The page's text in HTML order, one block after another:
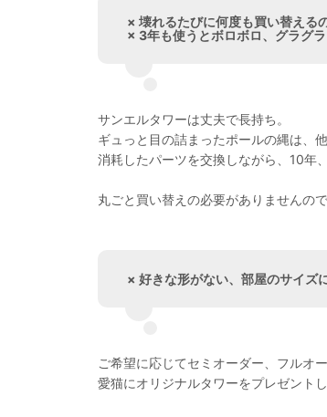
× 壊れるたびに何度も買い替える
× 3年も使うとボロボロ、グラグラ
サンエルタワーは丈夫で長持ち。
ギュっと目の詰まったポールの縄は、
消耗したパーツを交換しながら、10年
丸ごと買い替えの必要がありませんの
× 好きな形がない、部屋のサイズ
ご希望に応じてセミオーダー、フルオ
愛猫にオリジナルタワーをプレゼント